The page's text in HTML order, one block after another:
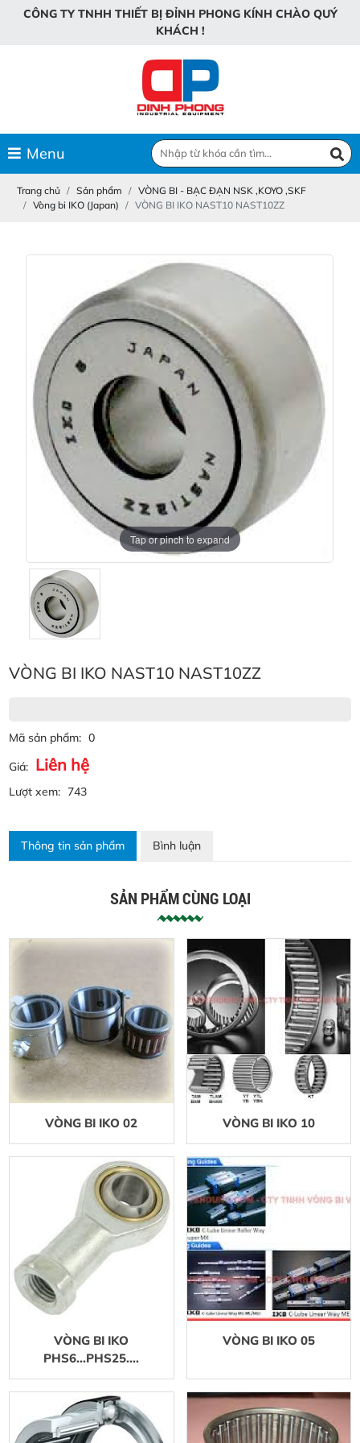
CÔNG TY TNHH THIẾT BỊ ĐỈNH PHONG KÍNH CHÀO QUÝ
KHÁCH !
Menu
Trang chủ Sản phẩm
VÒNG BI - BẠC ĐẠN NSK ,KOYO ,SKF
Vòng bi IKO (Japan)
VÒNG BI IKO NAST10 NAST10ZZ
Tap or pinch to expand
VÒNG BI IKO NAST10 NAST10ZZ
Mã sản phẩm: 0
Giá: Liên hệ
Lượt xem: 743
Thông tin sản phẩm Bình luận
SẢN PHẨM CÙNG LOẠI
VÒNG BI IKO 02 VÒNG BI IKO 10
VÒNG BI IKO
PHS6...PHS25....
VÒNG BI IKO 05